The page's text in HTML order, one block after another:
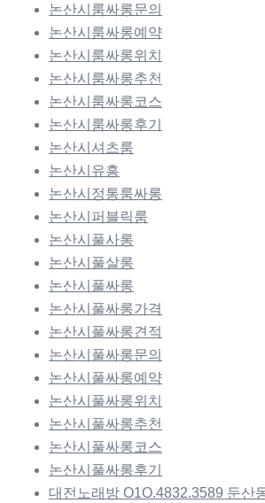
논산시룸싸롱문의
논산시룸싸롱예약
논산시룸싸롱위치
논산시룸싸롱추천
논산시룸싸롱코스
논산시룸싸롱후기
논산시셔츠룸
논산시유흥
논산시정통룸싸롱
논산시퍼블릭룸
논산시풀사롱
논산시풀살롱
논산시풀싸롱
논산시풀싸롱가격
논산시풀싸롱견적
논산시풀싸롱문의
논산시풀싸롱예약
논산시풀싸롱위치
논산시풀싸롱추천
논산시풀싸롱코스
논산시풀싸롱후기
대전노래방 O1O.4832.3589 둔산